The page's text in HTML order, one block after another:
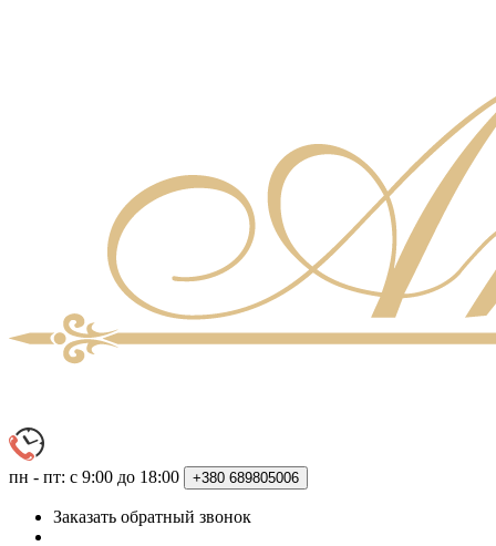
пн - пт: с 9:00 до 18:00 +380 689805006
Заказать обратный звонок